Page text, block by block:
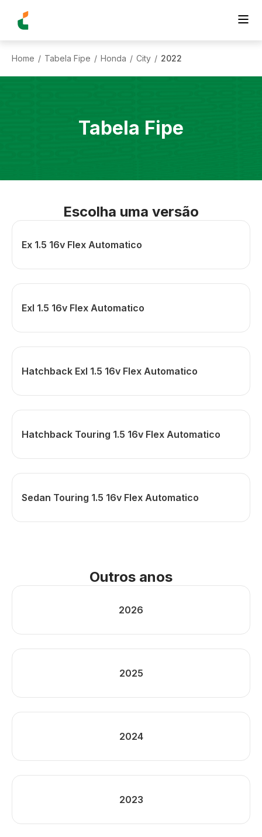
Home / Tabela Fipe / Honda / City / 2022
Tabela Fipe
Escolha uma versão
Ex 1.5 16v Flex Automatico
Exl 1.5 16v Flex Automatico
Hatchback Exl 1.5 16v Flex Automatico
Hatchback Touring 1.5 16v Flex Automatico
Sedan Touring 1.5 16v Flex Automatico
Outros anos
2026
2025
2024
2023